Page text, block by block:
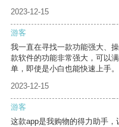
2023-12-15
游客
我一直在寻找一款功能强大、
款软件的功能非常强大，可以
单，即使是小白也能快速上手。
2023-12-15
游客
这款app是我购物的得力助手